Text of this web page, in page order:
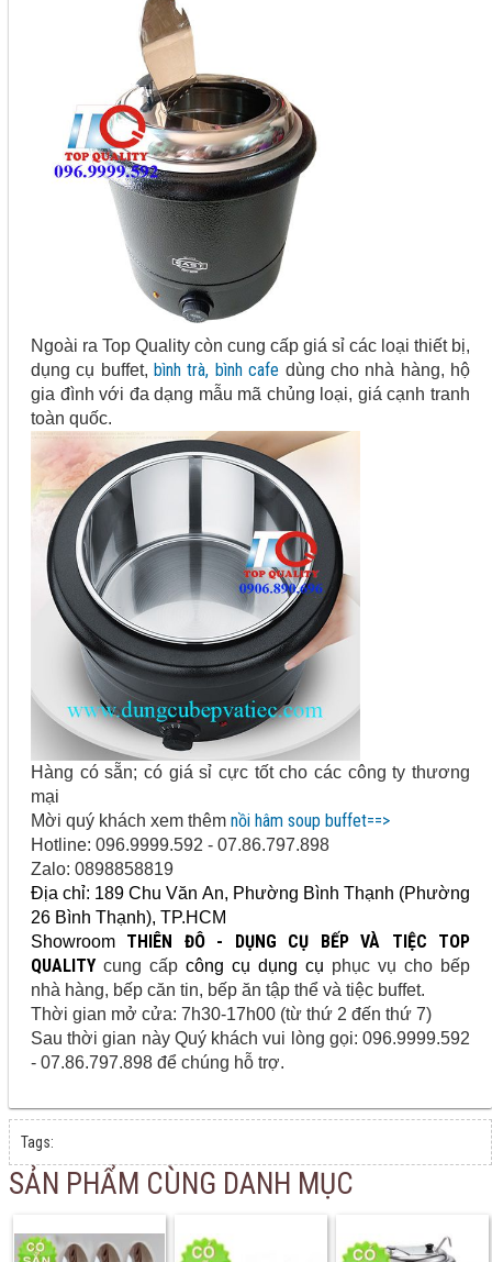
Ngoài ra Top Quality còn cung cấp giá sỉ các loại thiết bị,
dụng cụ buffet, bình trà, bình cafe dùng cho nhà hàng, hộ
gia đình với đa dạng mẫu mã chủng loại, giá cạnh tranh
toàn quốc.
Hàng có sẵn; có giá sỉ cực tốt cho các công ty thương
mại
Mời quý khách xem thêm nồi hâm soup buffet==>
Hotline: 096.9999.592 - 07.86.797.898
Zalo: 0898858819
Địa chỉ: 189 Chu Văn An, Phường Bình Thạnh (Phường
26 Bình Thạnh), TP.HCM
Showroom THIÊN ĐÔ - DỤNG CỤ BẾP VÀ TIỆC TOP
QUALITY cung cấp công cụ dụng cụ phục vụ cho bếp
nhà hàng, bếp căn tin, bếp ăn tập thể và tiệc buffet.
Thời gian mở cửa: 7h30-17h00 (từ thứ 2 đến thứ 7)
Sau thời gian này Quý khách vui lòng gọi: 096.9999.592
- 07.86.797.898 để chúng hỗ trợ.
Tags:
SẢN PHẨM CÙNG DANH MỤC